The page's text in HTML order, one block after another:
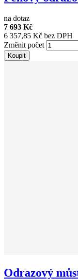
na dotaz
7 693 Kč
6 357,85 Kč bez DPH
Změnit počet
Koupit
Odrazový